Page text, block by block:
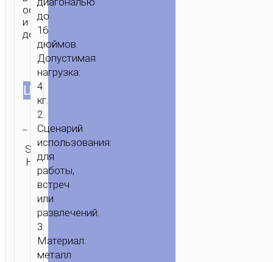
офисе
и
дома.
ЦВЕТ
SKU:
Н/Д
Категория:
Настольные
подставки
до
16
дюймов.
Допустимая
нагрузка:
4
кг.
2.
Сценарий
использования:
для
работы,
встреч
или
развлечений.
3.
Материал:
металл